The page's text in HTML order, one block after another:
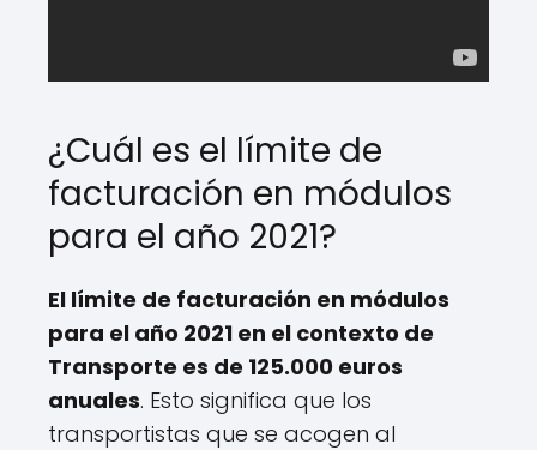
¿Cuál es el límite de
facturación en módulos
para el año 2021?
El límite de facturación en módulos
para el año 2021 en el contexto de
Transporte es de 125.000 euros
anuales. Esto significa que los
transportistas que se acogen al